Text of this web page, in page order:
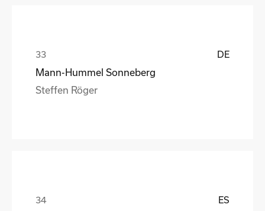
DE
Mann-Hummel Sonneberg
Steffen Röger
ES